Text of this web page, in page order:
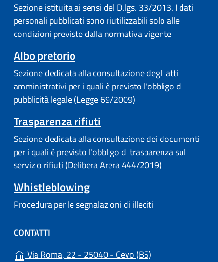
Sezione istituita ai sensi del D.lgs. 33/2013. I dati
personali pubblicati sono riutilizzabili solo alle
condizioni previste dalla normativa vigente
Albo pretorio
Sezione dedicata alla consultazione degli atti
amministrativi per i quali è previsto l'obbligo di
pubblicità legale (Legge 69/2009)
Trasparenza rifiuti
Sezione dedicata alla consultazione dei documenti
per i quali è previsto l'obbligo di trasparenza sul
servizio rifiuti (Delibera Arera 444/2019)
Whistleblowing
Procedura per le segnalazioni di illeciti
CONTATTI
Via Roma, 22 - 25040 - Cevo (BS)